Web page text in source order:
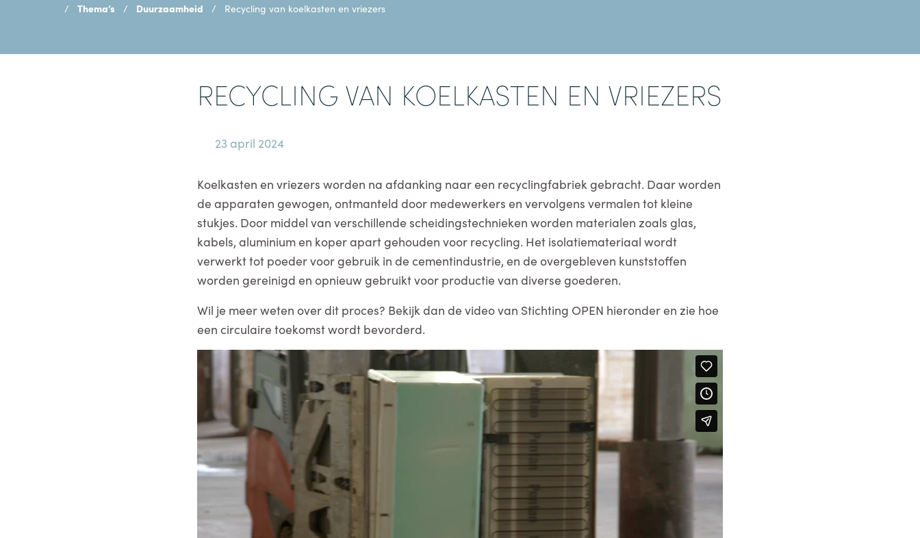
Thema’s Duurzaamheid Recycling van koelkasten en vriezers
RECYCLING VAN KOELKASTEN EN VRIEZERS
23 april 2024
Koelkasten en vriezers worden na afdanking naar een recyclingfabriek gebracht. Daar worden
de apparaten gewogen, ontmanteld door medewerkers en vervolgens vermalen tot kleine
stukjes. Door middel van verschillende scheidingstechnieken worden materialen zoals glas,
kabels, aluminium en koper apart gehouden voor recycling. Het isolatiemateriaal wordt
verwerkt tot poeder voor gebruik in de cementindustrie, en de overgebleven kunststoffen
worden gereinigd en opnieuw gebruikt voor productie van diverse goederen.
Wil je meer weten over dit proces? Bekijk dan de video van Stichting OPEN hieronder en zie hoe
een circulaire toekomst wordt bevorderd.